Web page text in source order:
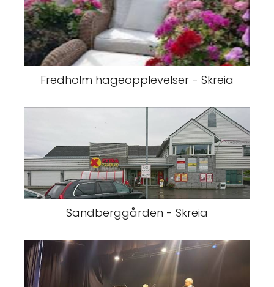
Fredholm hageopplevelser - Skreia
Sandberggården - Skreia